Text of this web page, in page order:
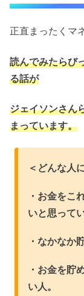
正直まったくマ
読んでみたらび
る話が
ジェイソンさん
まっています。
＜どんな人
・お金をこ
いと思って
・なかなか
・お金を貯
い人。